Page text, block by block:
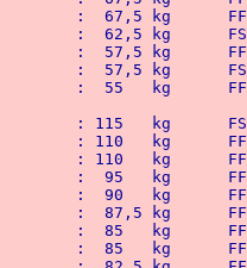
6° Lydie
7° Chantal
8°
9° Sophie
10°
1° Stéphanie
2°
3°
4°
5°
6°
7°
8° Line